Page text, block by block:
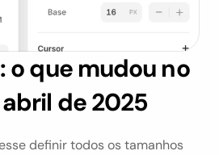
o que mudou no
de 2025
definir todos os tamanhos